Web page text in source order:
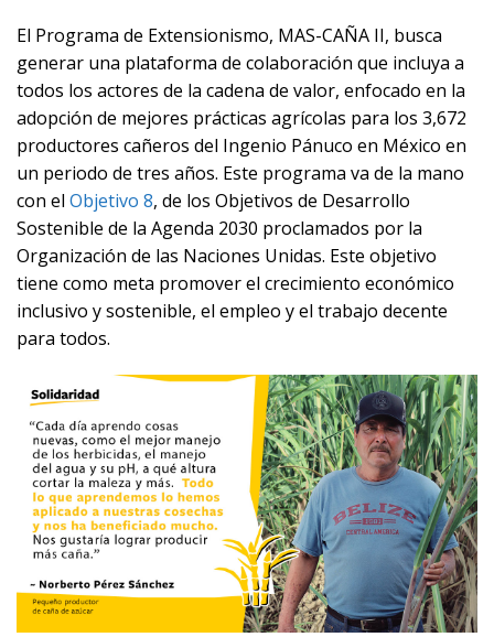
El Programa de Extensionismo, MAS-CAÑA II, busca
generar una plataforma de colaboración que incluya a
todos los actores de la cadena de valor, enfocado en la
adopción de mejores prácticas agrícolas para los 3,672
productores cañeros del Ingenio Pánuco en México en
un periodo de tres años. Este programa va de la mano
con el Objetivo 8, de los Objetivos de Desarrollo
Sostenible de la Agenda 2030 proclamados por la
Organización de las Naciones Unidas. Este objetivo
tiene como meta promover el crecimiento económico
inclusivo y sostenible, el empleo y el trabajo decente
para todos.